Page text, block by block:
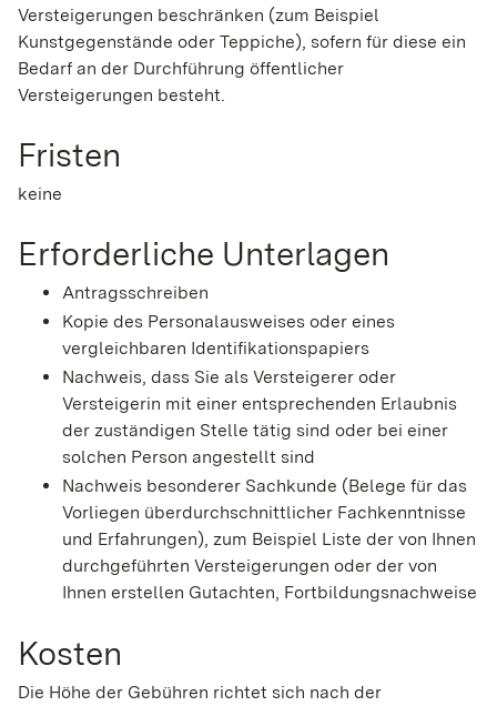
Versteigerungen beschränken (zum Beispiel
Kunstgegenstände oder Teppiche), sofern für diese ein
Bedarf an der Durchführung öffentlicher
Versteigerungen besteht.
Fristen
keine
Erforderliche Unterlagen
Antragsschreiben
Kopie des Personalausweises oder eines
vergleichbaren Identifikationspapiers
Nachweis, dass Sie als Versteigerer oder
Versteigerin mit einer entsprechenden Erlaubnis
der zuständigen Stelle tätig sind oder bei einer
solchen Person angestellt sind
Nachweis besonderer Sachkunde (Belege für das
Vorliegen überdurchschnittlicher Fachkenntnisse
und Erfahrungen), zum Beispiel Liste der von Ihnen
durchgeführten Versteigerungen oder der von
Ihnen erstellen Gutachten, Fortbildungsnachweise
Kosten
Die Höhe der Gebühren richtet sich nach der